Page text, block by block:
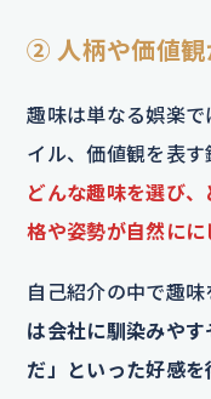
② 人柄や価値観
趣味は単なる娯楽
イル、価値観を表す
どんな趣味を選び
格や姿勢が自然にに
自己紹介の中で趣味
は会社に馴染みや
だ」といった好感を